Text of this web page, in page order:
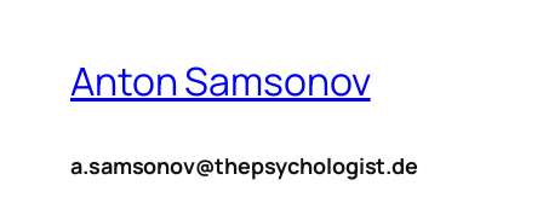
springenAnton Samsonov
a.samsonov@thepsychologist.de